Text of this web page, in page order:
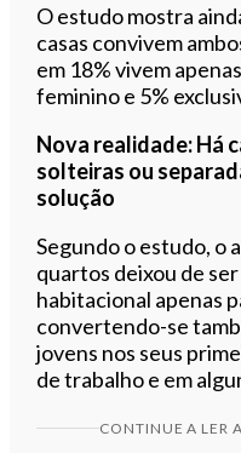
O estudo mostra
casas convivem
em 18% vivem
feminino e 5%
Nova realidade: Há
solteiras ou
solução
Segundo o estudo, o
quartos deixou de
habitacional apenas
convertendo-se
jovens nos seus
de trabalho e em
CONTINUE A LER